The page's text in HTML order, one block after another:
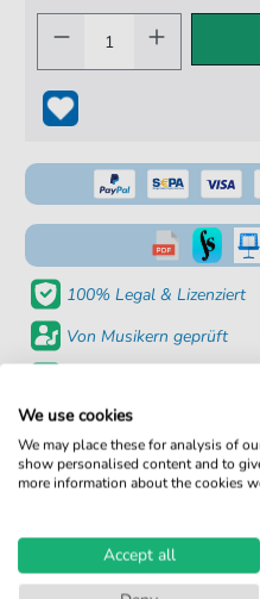
100% Legal & Lizenziert
Von Musikern geprüft
Sofortiger Download nach
Details
Produktnummer:
Arrangement:
Solo
We use cookies
We may place these for analysis of
show personalised content and to
more information about the cookies
Accept all